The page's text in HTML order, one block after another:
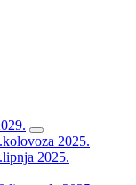
2025.
2025.